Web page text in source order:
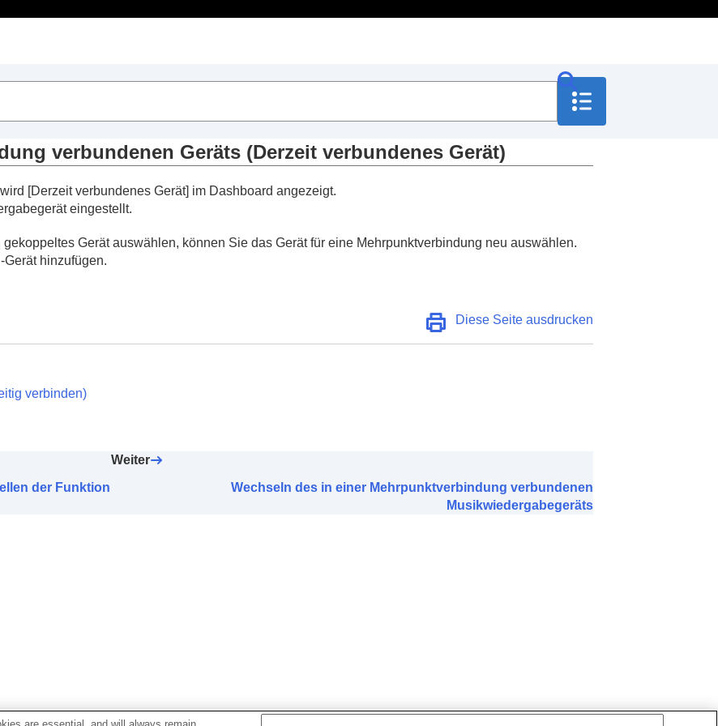
Connect“
Einstellen der Funktion zur Rauschunterdrückung (Adaptive
verbundenen Geräts (
verbundenen Musikwiedergabegeräts
Funktionen
der Kopfhörer (
verbundenen Geräts (Derzeit verbundenes Gerät)
[Derzeit verbundenes Gerät] im Dashboard angezeigt.
eingestellt.
gekoppeltes Gerät auswählen, können Sie das Gerät für eine Mehrpunktverbindung neu auswählen.
-Gerät hinzufügen.
Diese Seite ausdrucken
verbinden)
der Funktion
Weiter
Wechseln des in einer Mehrpunktverbindung verbundenen
Musikwiedergabegeräts